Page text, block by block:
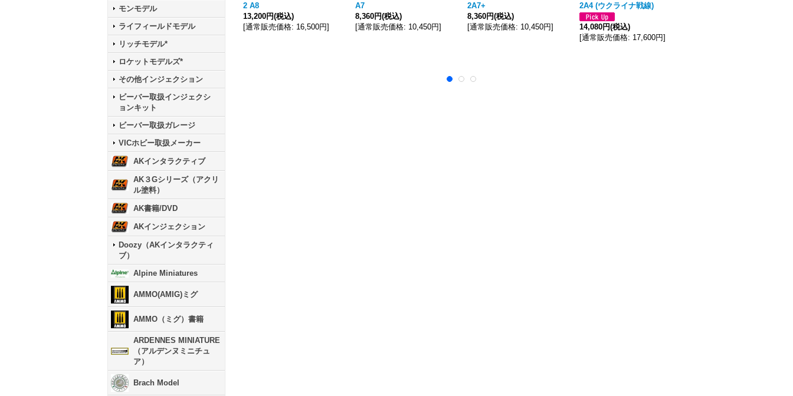
モンモデル
ライフィールドモデル
リッチモデル*
ロケットモデルズ*
その他インジェクション
ビーバー取扱インジェクシ
ョンキット
ビーバー取扱ガレージ
VICホビー取扱メーカー
AKインタラクティブ
AK３Gシリーズ（アクリ
ル塗料）
AK書籍/DVD
AKインジェクション
Doozy（AKインタラクティ
ブ）
Alpine Miniatures
AMMO(AMIG)ミグ
AMMO（ミグ）書籍
ARDENNES MINIATURE
（アルデンヌミニチュ
ア）
Brach Model
2 A8
13,200円(税込)
[通常販売価格: 16,500円]
A7
8,360円(税込)
[通常販売価格: 10,450円]
2A7+
8,360円(税込)
[通常販売価格: 10,450円]
2A4 (ウクライナ戦線)
14,080円(税込)
[通常販売価格: 17,600円]